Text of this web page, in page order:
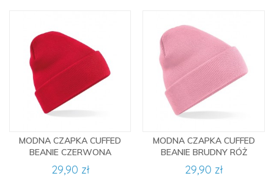
MODNA CZAPKA CUFFED
BEANIE CZERWONA
29,90 zł
MODNA CZAPKA CUFFED
BEANIE BRUDNY RÓŻ
29,90 zł